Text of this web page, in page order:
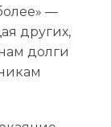
—
других,
долги